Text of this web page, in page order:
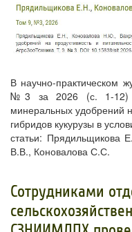
В научно-практическом
№3 за 2026 (с. 1-12)
минеральных удобрений
гибридов кукурузы в
статьи: Прядильщикова
В.В., Коновалова С.С.
Сотрудниками